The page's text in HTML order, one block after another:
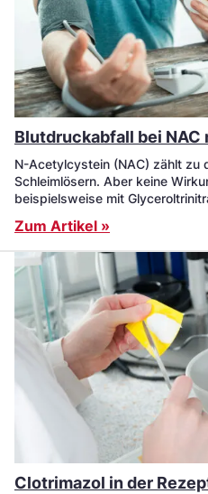
Blutdruckabfall bei
N-Acetylcystein (NAC) zählt zu
Schleimlösern. Aber keine
beispielsweise mit
Zum Artikel »
Clotrimazol in der